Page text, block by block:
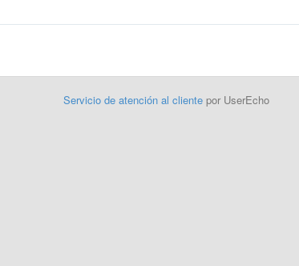
Servicio de atención al clientepor UserEcho